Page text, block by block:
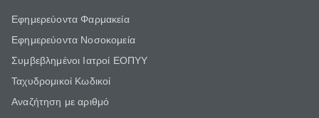
Εφημερεύοντα Φαρμακεία
Εφημερεύοντα Νοσοκομεία
Συμβεβλημένοι Ιατροί ΕΟΠΥΥ
Ταχυδρομικοί Κωδικοί
Αναζήτηση με αριθμό